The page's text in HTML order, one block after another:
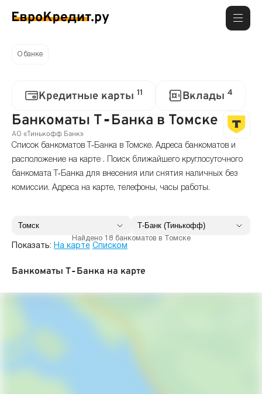
О банке
Кредитные карты 11 Вклады 4
Банкоматы Т‑Банка в Томске
АО «Тинькофф Банк»
Список банкоматов Т‑Банка в Томске. Адреса банкоматов и
расположение на карте . Поиск ближайшего круглосуточного
банкомата Т‑Банка для внесения или снятия наличных без
комиссии. Адреса на карте, телефоны, часы работы.
Найдено 18 банкоматов в Томске
Показать: На карте Списком
Банкоматы Т‑Банка на карте